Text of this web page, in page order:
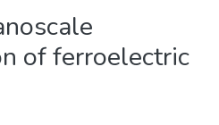
of ferroelectric